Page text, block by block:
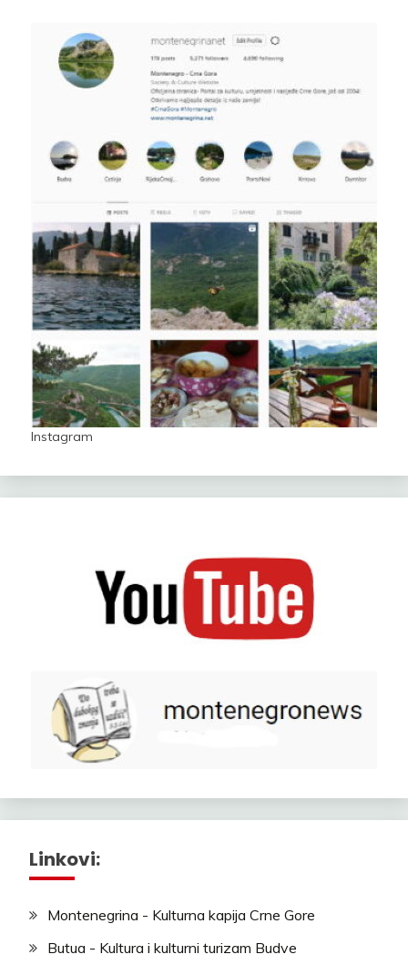
Instagram
Linkovi:
Montenegrina - Kulturna kapija Crne Gore
Butua - Kultura i kulturni turizam Budve